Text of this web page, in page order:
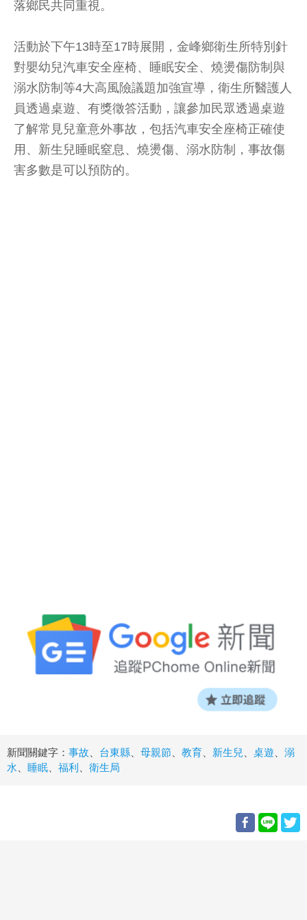
落鄉民共同重視。
活動於下午13時至17時展開，金峰鄉衛生所特別針
對嬰幼兒汽車安全座椅、睡眠安全、燒燙傷防制與
溺水防制等4大高風險議題加強宣導，衛生所醫護人
員透過桌遊、有獎徵答活動，讓參加民眾透過桌遊
了解常見兒童意外事故，包括汽車安全座椅正確使
用、新生兒睡眠窒息、燒燙傷、溺水防制，事故傷
害多數是可以預防的。
新聞關鍵字： 事故 台東縣 母親節 教育 新生兒 桌遊
溺
水
睡眠 福利 衛生局